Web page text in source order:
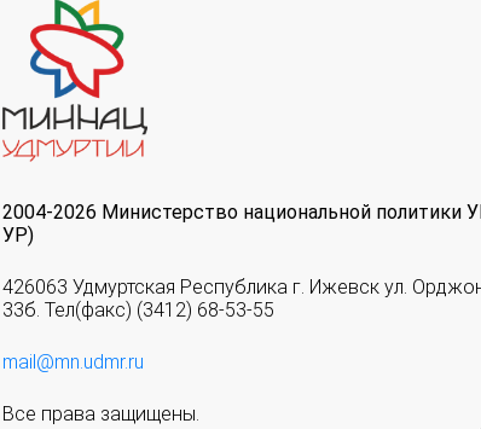
2004-2026 Министерство национальной политики
УР)
426063 Удмуртская Республика г. Ижевск ул.
33б. Тел(факс) (3412) 68-53-55
mail@mn.udmr.ru
Все права защищены.